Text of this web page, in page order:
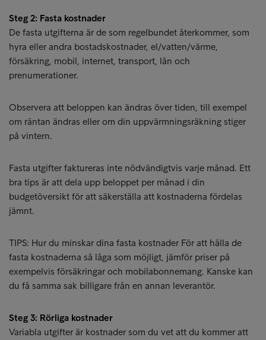
Steg 2: Fasta kostnader
De fasta utgifterna är de som regelbundet återkommer, som
hyra eller andra bostadskostnader, el/vatten/värme,
försäkring, mobil, internet, transport, lån och
prenumerationer.
Observera att beloppen kan ändras över tiden, till exempel
om räntan ändras eller om din uppvärmningsräkning stiger
på vintern.
Fasta utgifter faktureras inte nödvändigtvis varje månad. Ett
bra tips är att dela upp beloppet per månad i din
budgetöversikt för att säkerställa att kostnaderna fördelas
jämnt.
TIPS: Hur du minskar dina fasta kostnader För att hålla de
fasta kostnaderna så låga som möjligt, jämför priser på
exempelvis försäkringar och mobilabonnemang. Kanske kan
du få samma sak billigare från en annan leverantör.
Steg 3: Rörliga kostnader
Variabla utgifter är kostnader som du vet att du kommer att